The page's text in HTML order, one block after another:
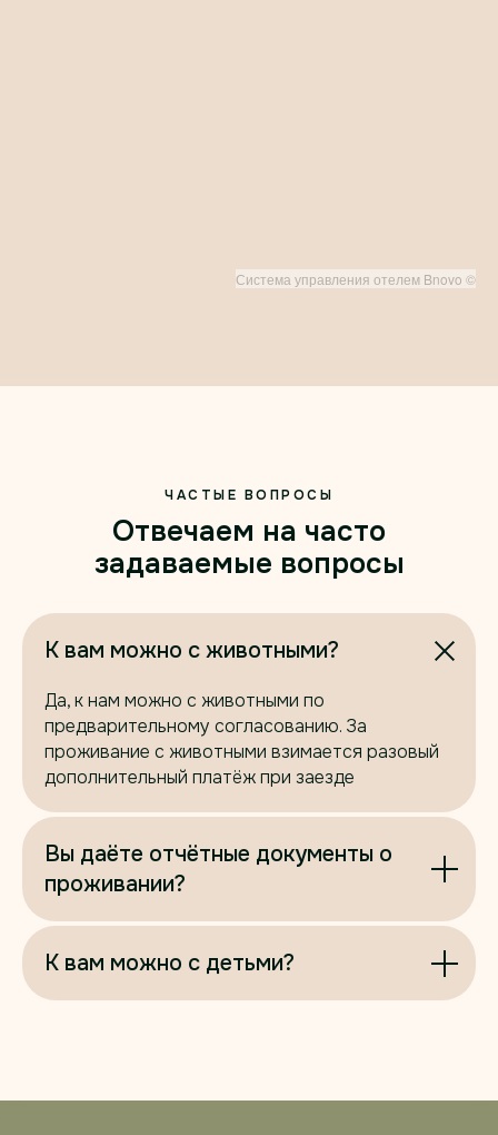
Система управления отелем Bnovo ©
ЧАСТЫЕ ВОПРОСЫ
Отвечаем на часто
задаваемые вопросы
К вам можно с животными?
Да, к нам можно с животными по
предварительному согласованию. За
проживание с животными взимается разовый
дополнительный платёж при заезде
Вы даёте отчётные документы о
проживании?
К вам можно с детьми?